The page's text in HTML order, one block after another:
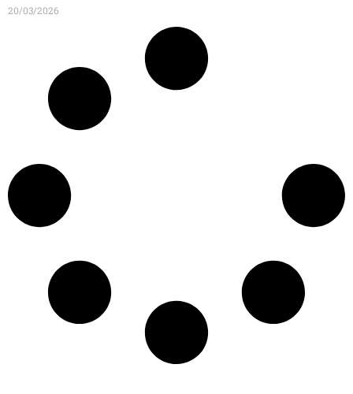
20/03/2026